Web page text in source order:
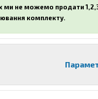
ми не можемо продати
комплекту.